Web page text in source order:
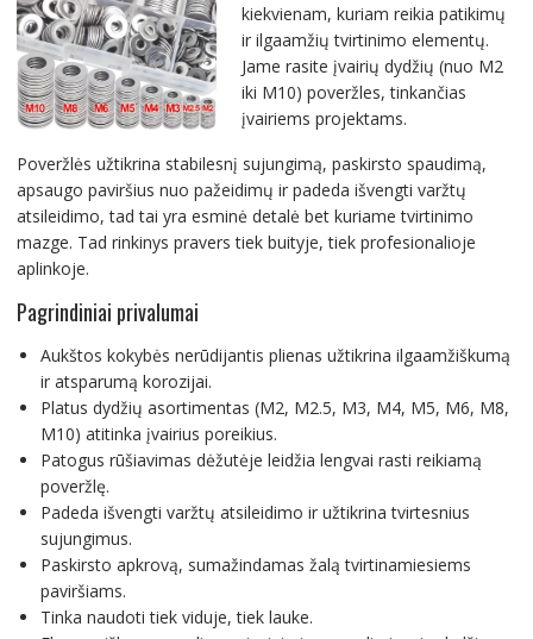
kiekvienam, kuriam reikia patikimų
ir ilgaamžių tvirtinimo elementų.
Jame rasite įvairių dydžių (nuo M2
iki M10) poveržles, tinkančias
įvairiems projektams.
Poveržlės užtikrina stabilesnį sujungimą, paskirsto spaudimą,
apsaugo paviršius nuo pažeidimų ir padeda išvengti varžtų
atsileidimo, tad tai yra esminė detalė bet kuriame tvirtinimo
mazge. Tad rinkinys pravers tiek buityje, tiek profesionalioje
aplinkoje.
Pagrindiniai privalumai
Aukštos kokybės nerūdijantis plienas užtikrina ilgaamžiškumą
ir atsparumą korozijai.
Platus dydžių asortimentas (M2, M2.5, M3, M4, M5, M6, M8,
M10) atitinka įvairius poreikius.
Patogus rūšiavimas dėžutėje leidžia lengvai rasti reikiamą
poveržlę.
Padeda išvengti varžtų atsileidimo ir užtikrina tvirtesnius
sujungimus.
Paskirsto apkrovą, sumažindamas žalą tvirtinamiesiems
paviršiams.
Tinka naudoti tiek viduje, tiek lauke.